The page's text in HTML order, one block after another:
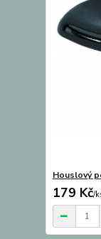
Houslový
179 Kč/